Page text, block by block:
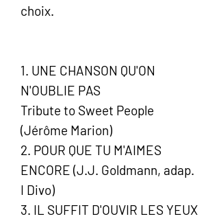
choix.
1. UNE CHANSON QU'ON
N'OUBLIE PAS
Tribute to Sweet People
(Jérôme Marion)
2. POUR QUE TU M'AIMES
ENCORE (J.J. Goldmann, adap.
I Divo)
3. IL SUFFIT D'OUVIR LES YEUX